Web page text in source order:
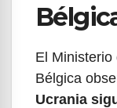
El
Bélgica
Ucrania